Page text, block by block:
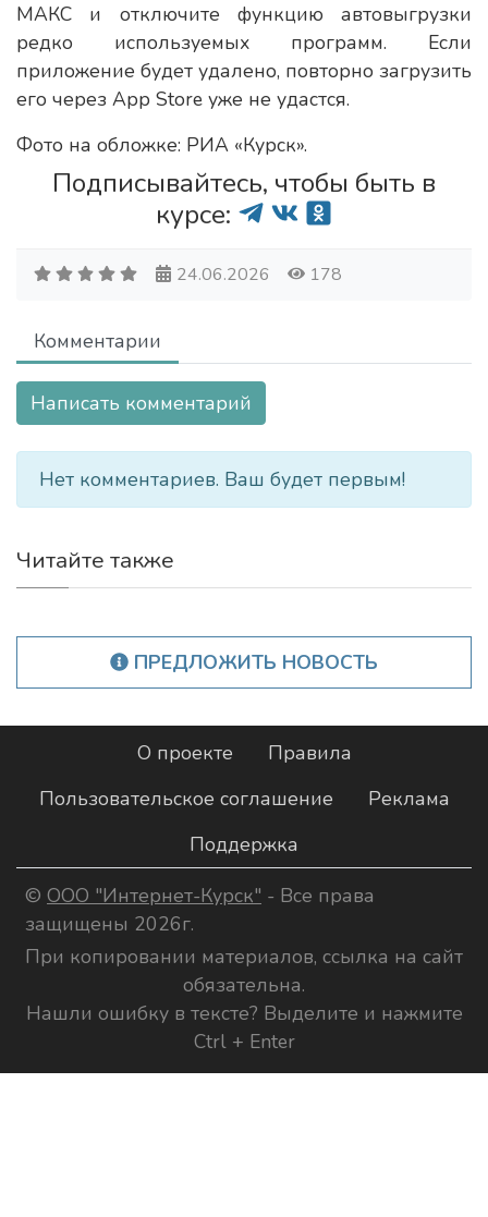
МАКС и отключите функцию автовыгрузки
редко используемых программ. Если
приложение будет удалено, повторно загрузить
его через App Store уже не удастся.
Фото на обложке: РИА «Курск».
Подписывайтесь, чтобы быть в
курсе:
24.06.2026 178
Комментарии
Написать комментарий
Нет комментариев. Ваш будет первым!
Читайте также
ПРЕДЛОЖИТЬ НОВОСТЬ
О проекте
Правила
Пользовательское соглашение
Реклама
Поддержка
© ООО "Интернет-Курск" - Все права
защищены 2026г.
При копировании материалов, ссылка на сайт
обязательна.
Нашли ошибку в тексте? Выделите и нажмите
Ctrl + Enter